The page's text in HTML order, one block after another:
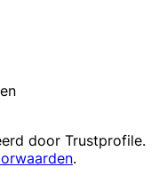
door Trustprofile.
.